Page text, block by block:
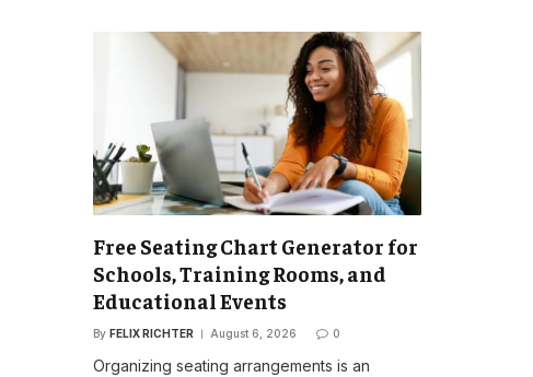
Free Seating Chart Generator for
Schools, Training Rooms, and
Educational Events
By FELIX RICHTER August 6, 2026 0
Organizing seating arrangements is an